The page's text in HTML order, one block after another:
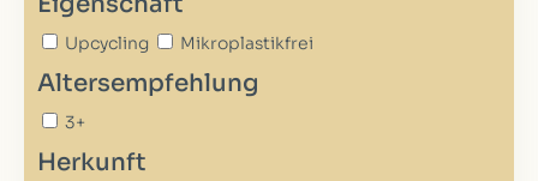
Upcycling Mikroplastikfrei
Altersempfehlung
3+
Herkunft